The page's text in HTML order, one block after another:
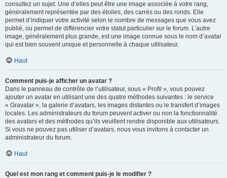
consultez un sujet. Une d’elles peut être une image associée à votre rang,
généralement représentée par des étoiles, des carrés ou des ronds. Elle
permet d’indiquer votre activité selon le nombre de messages que vous avez
publié, ou permet de différencier votre statut particulier sur le forum. L’autre
image, généralement plus grande, est une image connue sous le nom d’avatar
qui est bien souvent unique et personnelle à chaque utilisateur.
Haut
Comment puis-je afficher un avatar ?
Dans le panneau de contrôle de l’utilisateur, sous « Profil », vous pouvez
ajouter un avatar en utilisant une des quatre méthodes suivantes : le service
« Gravatar », la galerie d’avatars, les images distantes ou le transfert d’images
locales. Les administrateurs du forum peuvent activer ou non la fonctionnalité
des avatars et des méthodes qu’ils veuillent rendre disponible aux utilisateurs.
Si vous ne pouvez pas utiliser d’avatars, nous vous invitons à contacter un
administrateur du forum.
Haut
Quel est mon rang et comment puis-je le modifier ?